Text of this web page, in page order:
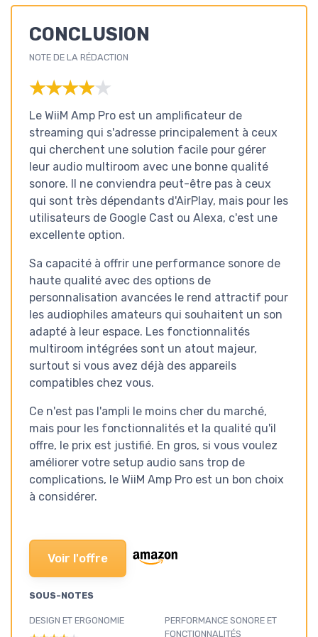
CONCLUSION
NOTE DE LA RÉDACTION
★★★★★
★★★★★
Le WiiM Amp Pro est un amplificateur de
streaming qui s'adresse principalement à ceux
qui cherchent une solution facile pour gérer
leur audio multiroom avec une bonne qualité
sonore. Il ne conviendra peut-être pas à ceux
qui sont très dépendants d'AirPlay, mais pour les
utilisateurs de Google Cast ou Alexa, c'est une
excellente option.
Sa capacité à offrir une performance sonore de
haute qualité avec des options de
personnalisation avancées le rend attractif pour
les audiophiles amateurs qui souhaitent un son
adapté à leur espace. Les fonctionnalités
multiroom intégrées sont un atout majeur,
surtout si vous avez déjà des appareils
compatibles chez vous.
Ce n'est pas l'ampli le moins cher du marché,
mais pour les fonctionnalités et la qualité qu'il
offre, le prix est justifié. En gros, si vous voulez
améliorer votre setup audio sans trop de
complications, le WiiM Amp Pro est un bon choix
à considérer.
Voir l'offre
SOUS-NOTES
DESIGN ET ERGONOMIE
PERFORMANCE SONORE ET
FONCTIONNALITÉS